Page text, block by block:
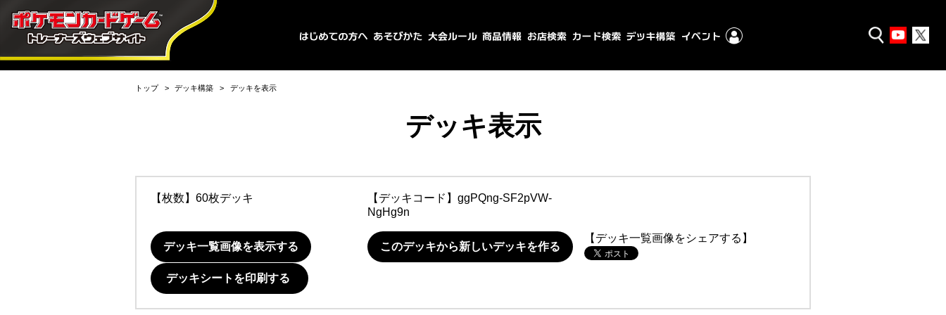
トップ デッキ構築 デッキを表示
デッキ表示
【枚数】60枚デッキ 【デッキコード】 ggPQng-SF2pVW-
NgHg9n
デッキ一覧画像を表示する このデッキから新しいデッキを作る
【デッキ一覧画像をシェアする】
デッキシートを印刷する